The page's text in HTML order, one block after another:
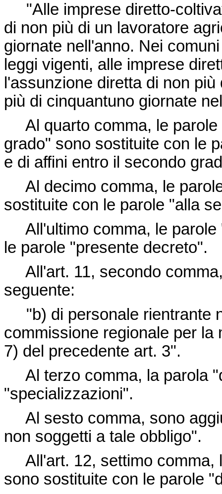
"Alle imprese diretto-
di non più di un lavoratore
giornate nell'anno. Nei
leggi vigenti, alle imprese
l'assunzione diretta di non
più di cinquantuno giornate
Al quarto comma, le parole
grado" sono sostituite con le
e di affini entro il secondo
Al decimo comma, le
sostituite con le parole "alla
All'ultimo comma, le parole
le parole "presente decreto".
All'art. 11, secondo
seguente:
"b) di personale rientrante
commissione regionale per
7) del precedente art. 3".
Al terzo comma, la parola
"specializzazioni".
Al sesto comma, sono
non soggetti a tale obbligo".
All'art. 12, settimo comma,
sono sostituite con le parole